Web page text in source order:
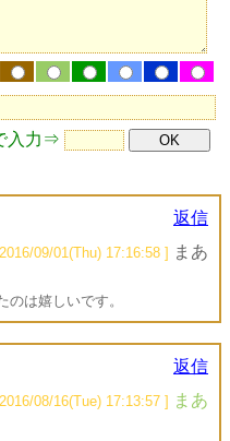
入力⇒
返信
09/01(Thu) 17:16:58 ] まあ
のは嬉しいです。
返信
08/16(Tue) 17:13:57 ] まあ